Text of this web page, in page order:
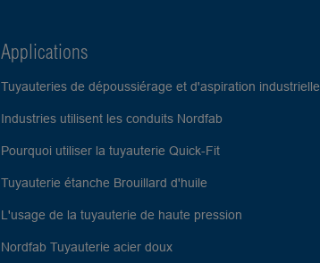
Applications
Tuyauteries de dépoussiérage et d'aspiration industrielle
Industries utilisent les conduits Nordfab
Pourquoi utiliser la tuyauterie Quick-Fit
Tuyauterie étanche Brouillard d'huile
L'usage de la tuyauterie de haute pression
Nordfab Tuyauterie acier doux